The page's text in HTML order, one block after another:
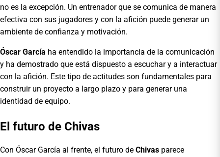
no es la excepción. Un entrenador que se comunica de manera
efectiva con sus jugadores y con la afición puede generar un
ambiente de confianza y motivación.
Óscar García ha entendido la importancia de la comunicación
y ha demostrado que está dispuesto a escuchar y a interactuar
con la afición. Este tipo de actitudes son fundamentales para
construir un proyecto a largo plazo y para generar una
identidad de equipo.
El futuro de Chivas
Con Óscar García al frente, el futuro de Chivas parece